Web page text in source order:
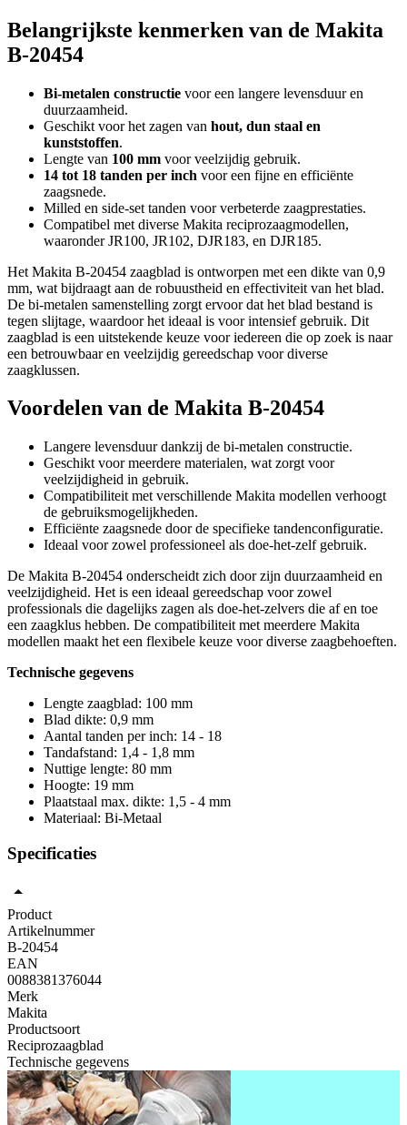
Belangrijkste kenmerken van de Makita
B-20454
Bi-metalen constructie voor een langere levensduur en
duurzaamheid.
Geschikt voor het zagen van hout, dun staal en
kunststoffen.
Lengte van 100 mm voor veelzijdig gebruik.
14 tot 18 tanden per inch voor een fijne en efficiënte
zaagsnede.
Milled en side-set tanden voor verbeterde zaagprestaties.
Compatibel met diverse Makita reciprozaagmodellen,
waaronder JR100, JR102, DJR183, en DJR185.
Het Makita B-20454 zaagblad is ontworpen met een dikte van 0,9
mm, wat bijdraagt aan de robuustheid en effectiviteit van het blad.
De bi-metalen samenstelling zorgt ervoor dat het blad bestand is
tegen slijtage, waardoor het ideaal is voor intensief gebruik. Dit
zaagblad is een uitstekende keuze voor iedereen die op zoek is naar
een betrouwbaar en veelzijdig gereedschap voor diverse
zaagklussen.
Voordelen van de Makita B-20454
Langere levensduur dankzij de bi-metalen constructie.
Geschikt voor meerdere materialen, wat zorgt voor
veelzijdigheid in gebruik.
Compatibiliteit met verschillende Makita modellen verhoogt
de gebruiksmogelijkheden.
Efficiënte zaagsnede door de specifieke tandenconfiguratie.
Ideaal voor zowel professioneel als doe-het-zelf gebruik.
De Makita B-20454 onderscheidt zich door zijn duurzaamheid en
veelzijdigheid. Het is een ideaal gereedschap voor zowel
professionals die dagelijks zagen als doe-het-zelvers die af en toe
een zaagklus hebben. De compatibiliteit met meerdere Makita
modellen maakt het een flexibele keuze voor diverse zaagbehoeften.
Technische gegevens
Lengte zaagblad: 100 mm
Blad dikte: 0,9 mm
Aantal tanden per inch: 14 - 18
Tandafstand: 1,4 - 1,8 mm
Nuttige lengte: 80 mm
Hoogte: 19 mm
Plaatstaal max. dikte: 1,5 - 4 mm
Materiaal: Bi-Metaal
Specificaties
Product
Artikelnummer
B-20454
EAN
0088381376044
Merk
Makita
Productsoort
Reciprozaagblad
Technische gegevens